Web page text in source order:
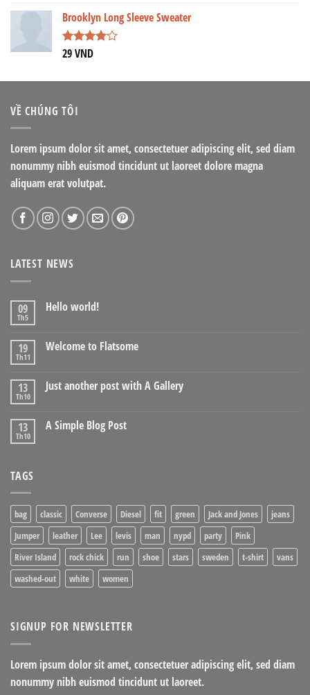
4.00
5
sao
Brooklyn Long Sleeve Sweater
Được
sao
29VND
VỀ CHÚNG TÔI
Lorem ipsum dolor sit amet, consectetuer adipiscing elit, sed diam
nonummy nibh euismod tincidunt ut laoreet dolore magna
aliquam erat volutpat.
LATEST NEWS
09
Th5
Hello world!
19
Th11
Welcome to Flatsome
13
Th10
Just another post with A Gallery
13
Th10
A Simple Blog Post
TAGS
bag classic Converse Diesel fit green Jack and Jones
jeans
Jumper
leather Lee levis man nypd party
Pink
River Island
rock chick run shoe stars sweden t-shirt
vans
washed-out
white women
SIGNUP FOR NEWSLETTER
Lorem ipsum dolor sit amet, consectetuer adipiscing elit, sed diam
nonummy nibh euismod tincidunt ut laoreet.